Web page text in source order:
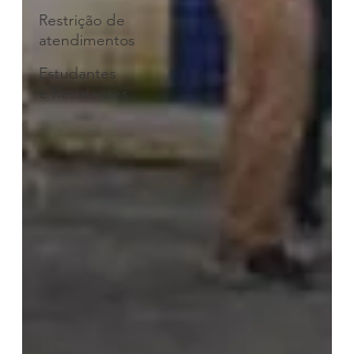
Restrição de
atendimentos
Estudantes
e Residentes